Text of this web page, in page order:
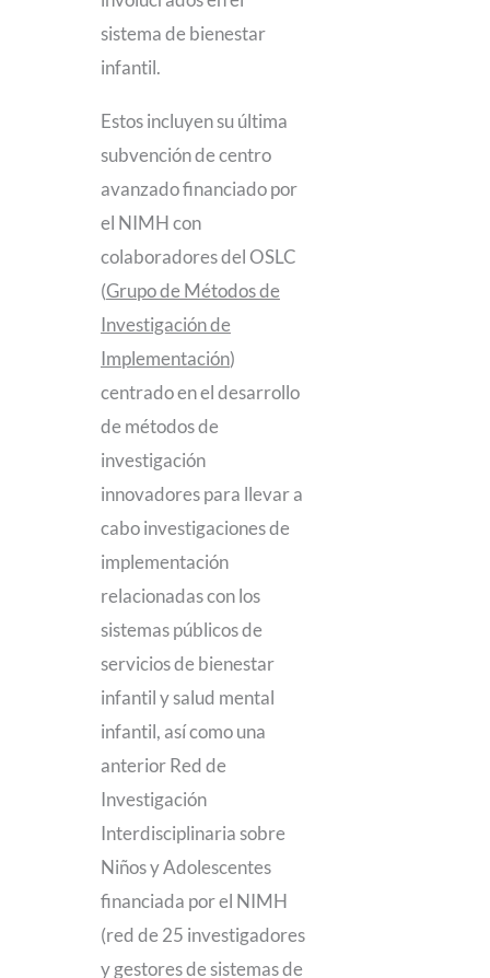
sistema de bienestar
infantil.
Estos incluyen su última
subvención de centro
avanzado financiado por
el NIMH con
colaboradores del OSLC
(Grupo de Métodos de
Investigación de
Implementación)
centrado en el desarrollo
de métodos de
investigación
innovadores para llevar a
cabo investigaciones de
implementación
relacionadas con los
sistemas públicos de
servicios de bienestar
infantil y salud mental
infantil, así como una
anterior Red de
Investigación
Interdisciplinaria sobre
Niños y Adolescentes
financiada por el NIMH
(red de 25 investigadores
y gestores de sistemas de